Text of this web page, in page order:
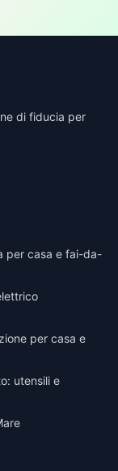
di fiducia per
per casa e fai-da-
per casa e
utensili e